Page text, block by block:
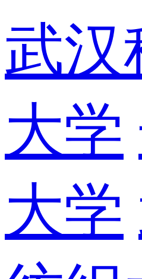
武汉
大学
大学